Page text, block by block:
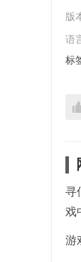
版
语
标
寻
戏
游